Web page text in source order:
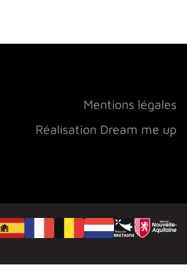
Mentions légales
Réalisation Dream me up